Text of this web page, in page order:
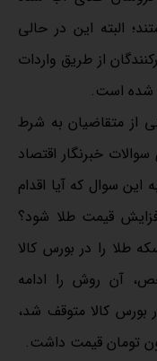
البته این در حالی
از طریق واردات
شده است.
متقاضیان به شرط
خبرنگار اقتصاد
این سوال که آیا اقدام
قیمت طلا شود؟
طلا را در بورس کالا
آن روش را ادامه
بورس کالا متوقف شد،